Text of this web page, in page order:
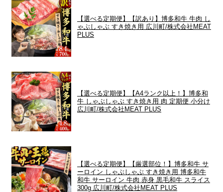
【選べる定期便】【訳あり】博多和牛 牛肉 し
ゃぶしゃぶ すき焼き用 広川町/株式会社MEAT
PLUS
【選べる定期便】【A4ランク以上！】博多和
牛 しゃぶしゃぶ すき焼き用 肉 定期便 小分け
広川町/株式会社MEAT PLUS
【選べる定期便】【厳選部位！】博多和牛 サ
ーロイン しゃぶしゃぶ すき焼き用 博多和牛
和牛 サーロイン 牛肉 赤身 黒毛和牛 スライス
300g 広川町/株式会社MEAT PLUS